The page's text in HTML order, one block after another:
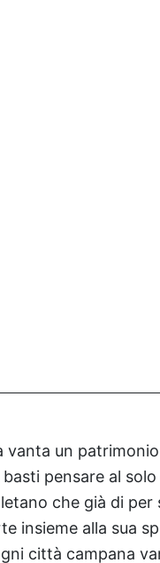
vanta un
pensare al
che già di per
insieme alla sua
città campana